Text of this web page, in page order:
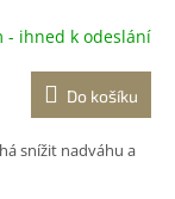
- ihned k odeslání
Do košíku
snížit nadváhu a